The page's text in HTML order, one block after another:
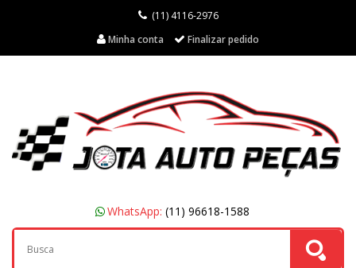
(11) 4116-2976
Minha conta
Finalizar pedido
WhatsApp: (11) 96618-1588